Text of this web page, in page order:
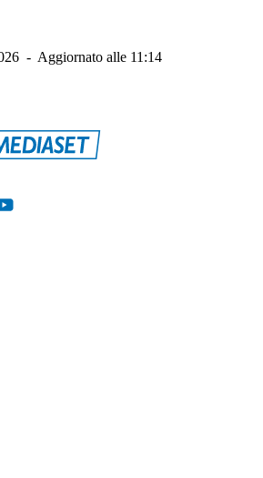
- Aggiornato alle 11:14